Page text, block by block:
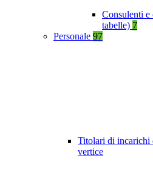
Consulenti e
tabelle) 7
Personale 97
Titolari di incarichi
vertice